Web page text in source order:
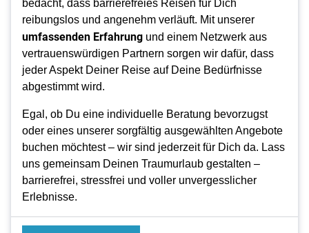
bedacht, dass barrierefreies Reisen für Dich
reibungslos und angenehm verläuft. Mit unserer
umfassenden Erfahrung und einem Netzwerk aus
vertrauenswürdigen Partnern sorgen wir dafür, dass
jeder Aspekt Deiner Reise auf Deine Bedürfnisse
abgestimmt wird.
Egal, ob Du eine individuelle Beratung bevorzugst
oder eines unserer sorgfältig ausgewählten Angebote
buchen möchtest – wir sind jederzeit für Dich da. Lass
uns gemeinsam Deinen Traumurlaub gestalten –
barrierefrei, stressfrei und voller unvergesslicher
Erlebnisse.